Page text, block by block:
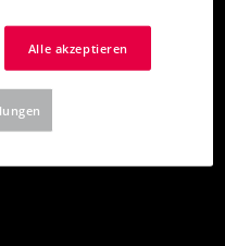
Alle akzeptieren